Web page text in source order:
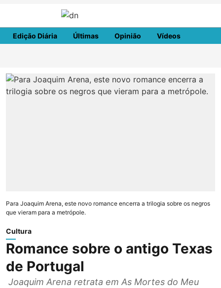
Edição Diária Últimas Opinião Vídeos
Para Joaquim Arena, este novo romance encerra a trilogia sobre os negros
que vieram para a metrópole.
Cultura
Romance sobre o antigo Texas
de Portugal
Joaquim Arena retrata em As Mortes do Meu